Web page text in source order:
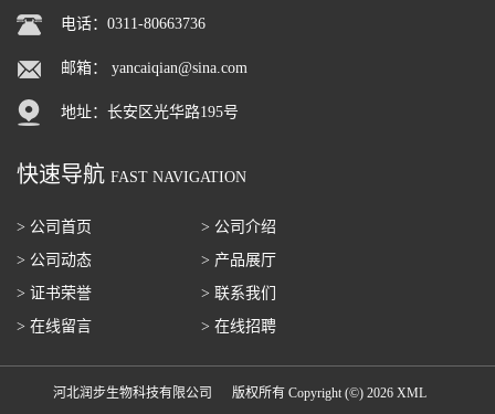
电话：0311-80663736
邮箱： yancaiqian@sina.com
地址：长安区光华路195号
快速导航 FAST NAVIGATION
> 公司首页
> 公司介绍
> 公司动态
> 产品展厅
> 证书荣誉
> 联系我们
> 在线留言
> 在线招聘
河北润步生物科技有限公司 版权所有 Copyright (©) 2026 XML